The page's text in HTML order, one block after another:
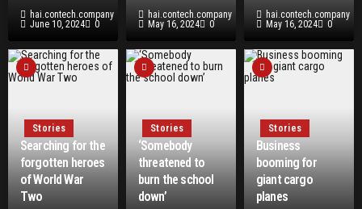
hai.contech.company
June 10, 2024
0
hai.contech.company
May 16, 2024
0
hai.contech.company
May 16, 2024
0
Stories
Searching for the
forgotten heroes
of World War
Two
Stories
‘Somebody
threatened to
burn the school
down’
Stories
Business
booming for
giant cargo
planes